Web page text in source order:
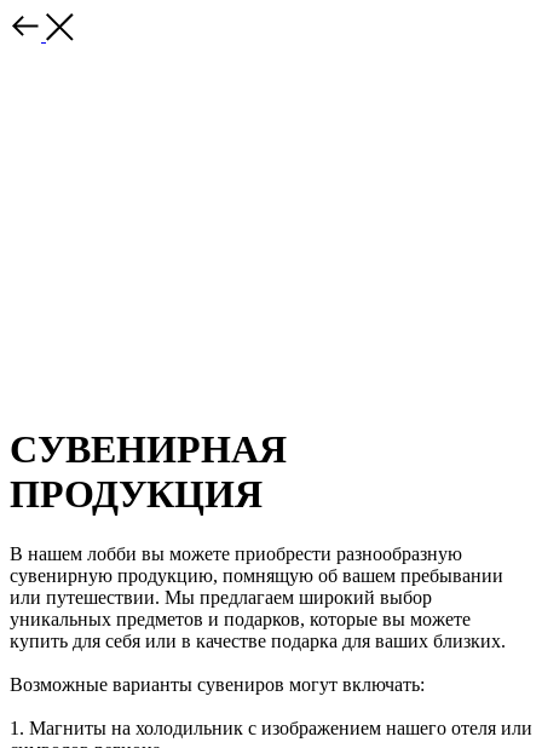
СУВЕНИРНАЯ
ПРОДУКЦИЯ
В нашем лобби вы можете приобрести разнообразную
сувенирную продукцию, помнящую об вашем пребывании
или путешествии. Мы предлагаем широкий выбор
уникальных предметов и подарков, которые вы можете
купить для себя или в качестве подарка для ваших близких.
Возможные варианты сувениров могут включать:
1. Магниты на холодильник с изображением нашего отеля или